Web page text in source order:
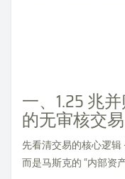
一、1.25 兆
的无审核交易
先看清交易的核心逻
而是马斯克的 “内部资